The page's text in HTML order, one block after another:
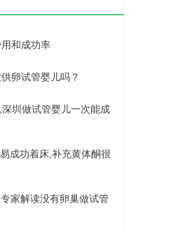
和成功率
卵试管婴儿吗？
圳做试管婴儿一次能成
成功着床,补充黄体酮很
家解读没有卵巢做试管